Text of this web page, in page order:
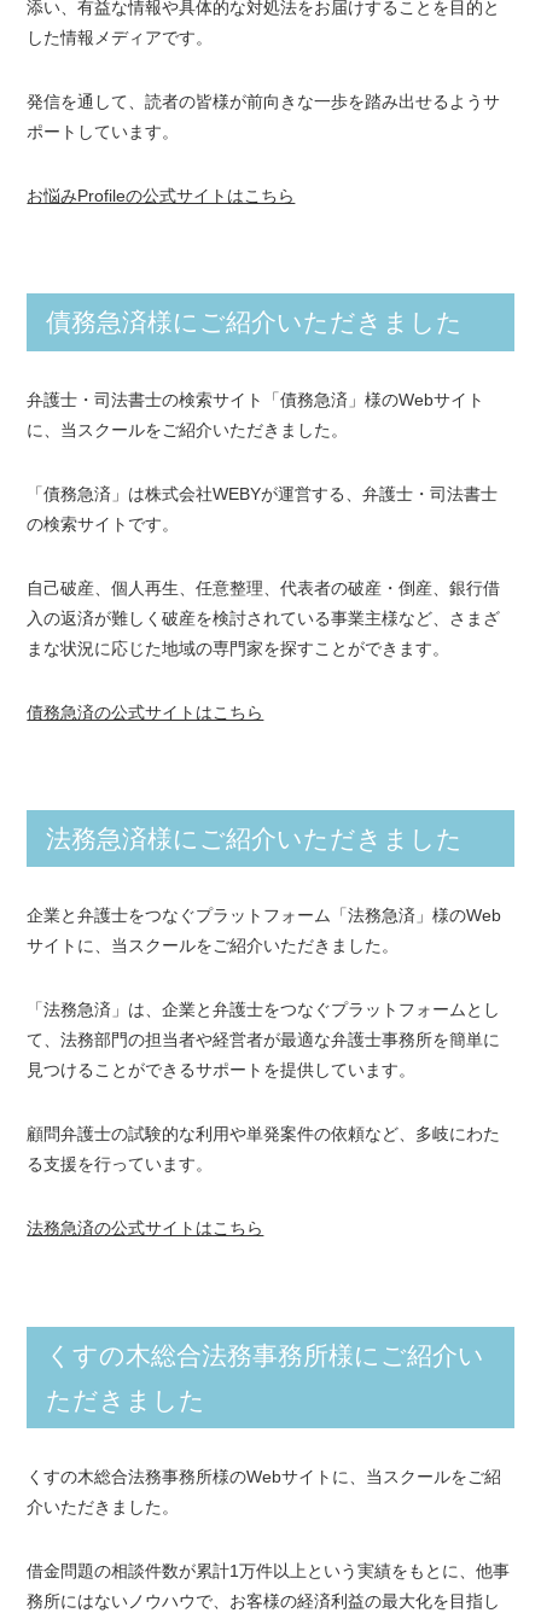
添い、有益な情報や具体的な対処法をお届けすることを目的と
した情報メディアです。
発信を通して、読者の皆様が前向きな一歩を踏み出せるようサ
ポートしています。
お悩みProfileの公式サイトはこちら
債務急済様にご紹介いただきました
弁護士・司法書士の検索サイト「債務急済」様のWebサイト
に、当スクールをご紹介いただきました。
「債務急済」は株式会社WEBYが運営する、弁護士・司法書士
の検索サイトです。
自己破産、個人再生、任意整理、代表者の破産・倒産、銀行借
入の返済が難しく破産を検討されている事業主様など、さまざ
まな状況に応じた地域の専門家を探すことができます。
債務急済の公式サイトはこちら
法務急済様にご紹介いただきました
企業と弁護士をつなぐプラットフォーム「法務急済」様のWeb
サイトに、当スクールをご紹介いただきました。
「法務急済」は、企業と弁護士をつなぐプラットフォームとし
て、法務部門の担当者や経営者が最適な弁護士事務所を簡単に
見つけることができるサポートを提供しています。
顧問弁護士の試験的な利用や単発案件の依頼など、多岐にわた
る支援を行っています。
法務急済の公式サイトはこちら
くすの木総合法務事務所様にご紹介い
ただきました
くすの木総合法務事務所様のWebサイトに、当スクールをご紹
介いただきました。
借金問題の相談件数が累計1万件以上という実績をもとに、他事
務所にはないノウハウで、お客様の経済利益の最大化を目指し